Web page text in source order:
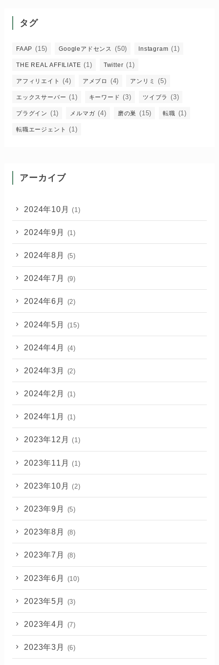
タグ
FAAP (15) Googleアドセンス (50) Instagram (1)
THE REAL AFFILIATE (1) Twitter (1)
アフィリエイト (4) アメブロ (4) アンリミ (5)
エックスサーバー (1) キーワード (3) ツイブラ (3)
プラグイン (1) メルマガ (4) 磨の巣 (15) 転職 (1)
転職エージェント (1)
アーカイブ
2024年10月 (1)
2024年9月 (1)
2024年8月 (5)
2024年7月 (9)
2024年6月 (2)
2024年5月 (15)
2024年4月 (4)
2024年3月 (2)
2024年2月 (1)
2024年1月 (1)
2023年12月 (1)
2023年11月 (1)
2023年10月 (2)
2023年9月 (5)
2023年8月 (8)
2023年7月 (8)
2023年6月 (10)
2023年5月 (3)
2023年4月 (7)
2023年3月 (6)